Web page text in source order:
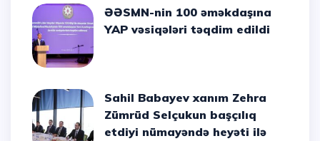
ƏƏSMN-nin 100 əməkdaşına
YAP vəsiqələri təqdim edildi
Sahil Babayev xanım Zehra
Zümrüd Selçukun başçılıq
etdiyi nümayəndə heyəti ilə